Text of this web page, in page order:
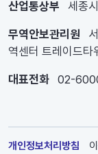
산업통상부 세종
무역안보관리원
역센터 트레이드타
대표전화 02-
개인정보처리방침